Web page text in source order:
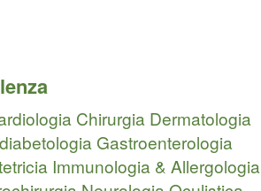
Chirurgia Dermatologia
Gastroenterologia
Immunologia & Allergologia